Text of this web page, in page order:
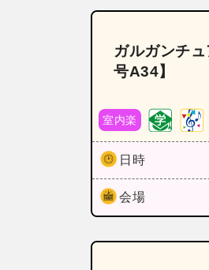
ガルガンチ
号A34】
室内楽
日時
会場